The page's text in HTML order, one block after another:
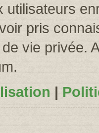
utilisateurs
pris
vie privée.
|